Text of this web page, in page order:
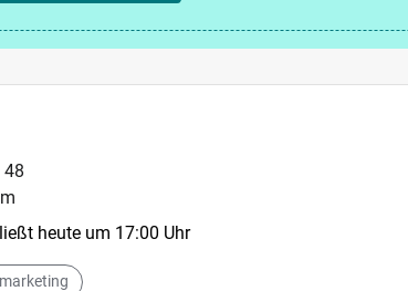
48
heute um 17:00 Uhr